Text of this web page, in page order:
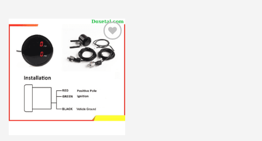
Add to
wishlist